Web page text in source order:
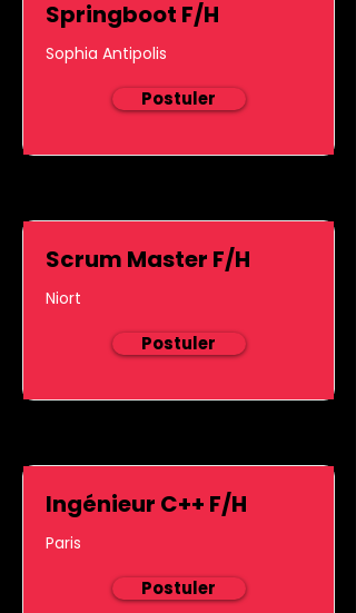
Springboot F/H
Sophia Antipolis
Postuler
Scrum Master F/H
Niort
Postuler
Ingénieur C++ F/H
Paris
Postuler